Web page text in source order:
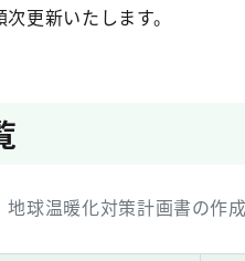
更新いたします。
球温暖化対策計画書の作